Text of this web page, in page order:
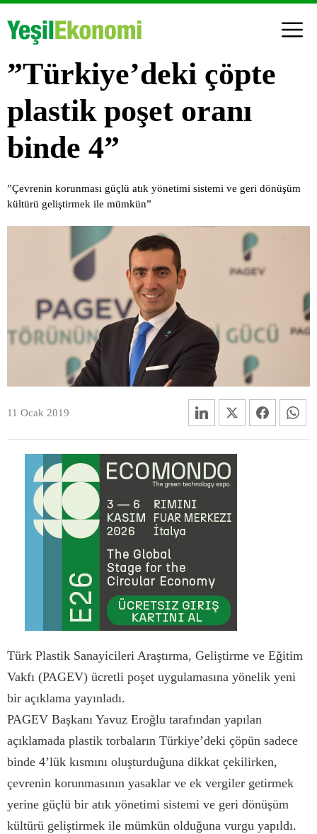
”Türkiye’deki çöpte
plastik poşet oranı
binde 4”
”Çevrenin korunması güçlü atık yönetimi sistemi ve geri dönüşüm
kültürü geliştirmek ile mümkün”
11 Ocak 2019
Türk Plastik Sanayicileri Araştırma, Geliştirme ve Eğitim
Vakfı (PAGEV) ücretli poşet uygulamasına yönelik yeni
bir açıklama yayınladı.
PAGEV Başkanı Yavuz Eroğlu tarafından yapılan
açıklamada plastik torbaların Türkiye’deki çöpün sadece
binde 4’lük kısmını oluşturduğuna dikkat çekilirken,
çevrenin korunmasının yasaklar ve ek vergiler getirmek
yerine güçlü bir atık yönetimi sistemi ve geri dönüşüm
kültürü geliştirmek ile mümkün olduğuna vurgu yapıldı.